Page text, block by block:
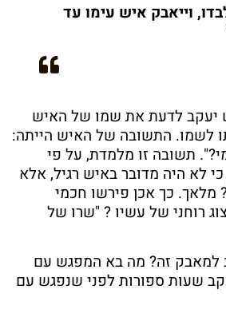
וייאבק איש עימו עד
יעקב לדעת את שמו של האיש
לשמו. התשובה של האיש הייתה:
תשובה זו מלמדת, על פי
לא היה מדובר באיש רגיל, אלא
מלאך. כך אכן פירשו חכמי
רוחני של עשיו ? "שרו של
למאבק זה? מה בא המפגש עם
שעות ספורות לפני שנפגש עם